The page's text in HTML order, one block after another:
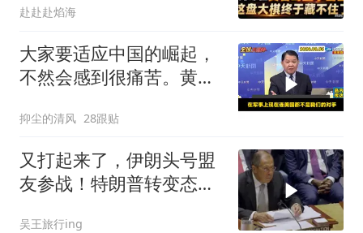
赴赴赴焰海
大家要适应中国的崛起，
不然会感到很痛苦。黄征
抑尘的清风 28跟贴
又打起来了，伊朗头号盟
友参战！特朗普转变态
吴王旅行ing